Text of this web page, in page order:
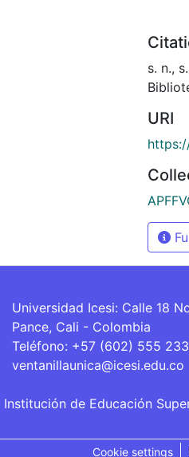
s. n.,
URI
Universidad Icesi: Calle 18
Pance, Cali - Colombia
Teléfono: +57 (602) 555
ventanillaunica@icesi.edu.co
de Educación
Cookie settings